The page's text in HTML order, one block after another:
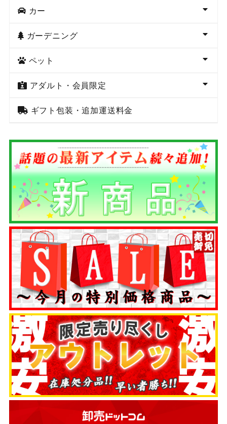
カー
ガーデニング
ペット
アダルト・会員限定
ギフト包装・追加運送料金